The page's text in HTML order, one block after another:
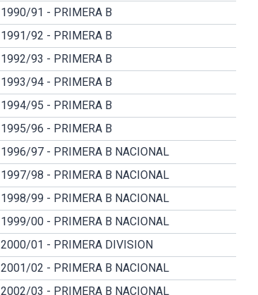
1990/91 - PRIMERA B
1991/92 - PRIMERA B
1992/93 - PRIMERA B
1993/94 - PRIMERA B
1994/95 - PRIMERA B
1995/96 - PRIMERA B
1996/97 - PRIMERA B NACIONAL
1997/98 - PRIMERA B NACIONAL
1998/99 - PRIMERA B NACIONAL
1999/00 - PRIMERA B NACIONAL
2000/01 - PRIMERA DIVISION
2001/02 - PRIMERA B NACIONAL
2002/03 - PRIMERA B NACIONAL